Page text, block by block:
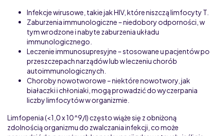
Infekcje wirusowe, takie jak HIV, które niszczą limfocyty T.
Zaburzenia immunologiczne – niedobory odporności, w
tym wrodzone i nabyte zaburzenia układu
immunologicznego.
Leczenie immunosupresyjne – stosowane u pacjentów po
przeszczepach narządów lub w leczeniu chorób
autoimmunologicznych.
Choroby nowotworowe – niektóre nowotwory, jak
białaczki i chłoniaki, mogą prowadzić do wyczerpania
liczby limfocytów w organizmie.
Limfopenia (<1,0 x 10^9/l) często wiąże się z obniżoną
zdolnością organizmu do zwalczania infekcji, co może